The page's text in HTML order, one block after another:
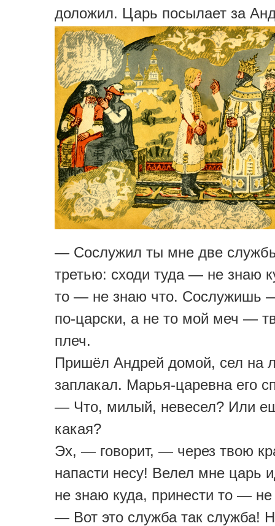
доложил. Царь посылает за
— Сослужил ты мне две
третью: сходи туда — не знаю
то — не знаю что. Сослужишь
по-царски, а не то мой меч —
плеч.
Пришёл Андрей домой, сел на
заплакал. Марья-царевна его
— Что, милый, невесел? Или
какая?
Эх, — говорит, — через твою
напасти несу! Велел мне царь
не знаю куда, принести то —
— Вот это служба так служба!